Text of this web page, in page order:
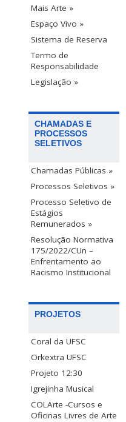
Mais Arte »
Espaço Vivo »
Sistema de Reserva
Termo de
Responsabilidade
Legislação »
CHAMADAS E
PROCESSOS
SELETIVOS
Chamadas Públicas »
Processos Seletivos »
Processo Seletivo de
Estágios
Remunerados »
Resolução Normativa
175/2022/CUn –
Enfrentamento ao
Racismo Institucional
PROJETOS
Coral da UFSC
Orkextra UFSC
Projeto 12:30
Igrejinha Musical
COLArte -Cursos e
Oficinas Livres de Arte